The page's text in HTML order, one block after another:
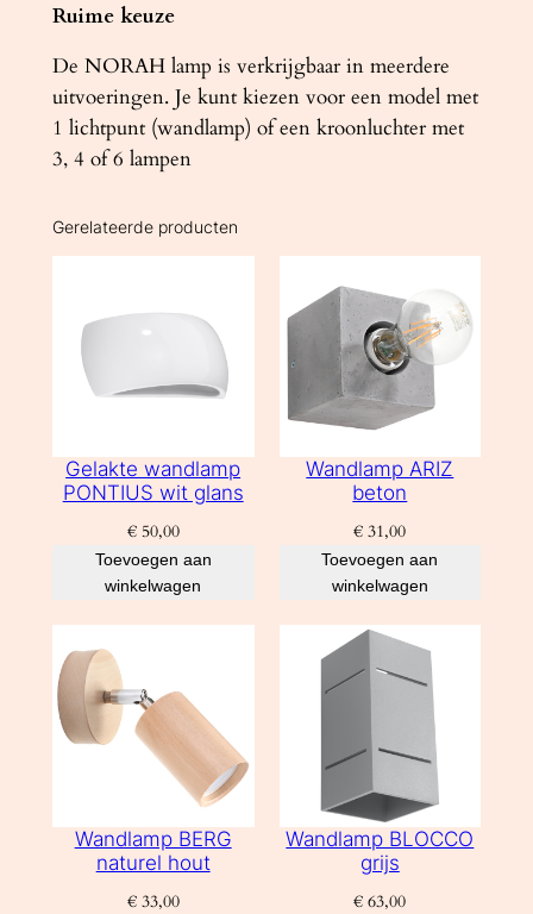
Ruime keuze
De NORAH lamp is verkrijgbaar in meerdere
uitvoeringen. Je kunt kiezen voor een model met
1 lichtpunt (wandlamp) of een kroonluchter met
3, 4 of 6 lampen
Gerelateerde producten
Gelakte wandlamp
PONTIUS wit glans
€50,00
Toevoegen aan
winkelwagen
Wandlamp ARIZ
beton
€ 31,00
Toevoegen aan
winkelwagen
Wandlamp BERG
naturel hout
€33,00
Wandlamp BLOCCO
grijs
€ 63,00